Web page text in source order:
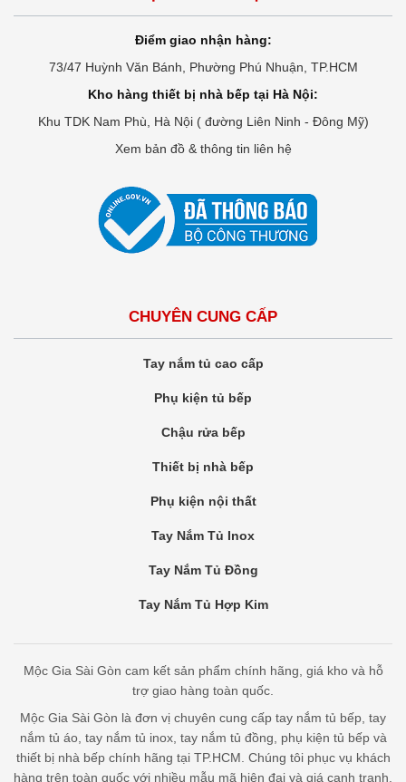
Điểm giao nhận hàng:
73/47 Huỳnh Văn Bánh, Phường Phú Nhuận, TP.HCM
Kho hàng thiết bị nhà bếp tại Hà Nội:
Khu TDK Nam Phù, Hà Nội ( đường Liên Ninh - Đông Mỹ)
Xem bản đồ & thông tin liên hệ
CHUYÊN CUNG CẤP
Tay nắm tủ cao cấp
Phụ kiện tủ bếp
Chậu rửa bếp
Thiết bị nhà bếp
Phụ kiện nội thất
Tay Nắm Tủ Inox
Tay Nắm Tủ Đồng
Tay Nắm Tủ Hợp Kim
Mộc Gia Sài Gòn cam kết sản phẩm chính hãng, giá kho và hỗ
trợ giao hàng toàn quốc.
Mộc Gia Sài Gòn là đơn vị chuyên cung cấp tay nắm tủ bếp, tay
nắm tủ áo, tay nắm tủ inox, tay nắm tủ đồng, phụ kiện tủ bếp và
thiết bị nhà bếp chính hãng tại TP.HCM. Chúng tôi phục vụ khách
hàng trên toàn quốc với nhiều mẫu mã hiện đại và giá cạnh tranh.